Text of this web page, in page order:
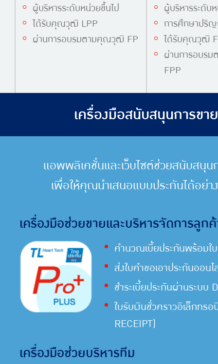
ผู้บริหารระดับหน่วยขึ้นไป
ได้รับคุณวุฒิ LPP
ผ่านการอบรมตามคุณวุฒิ FP
ผู้บริหารระดับ
การศึกษาปริ
ได้รับคุณวุฒิ
ผ่านการอบร
FPP
เครื่องมือสนับสนุนการขาย
แอพพลิเคชั่นและเว็บไซต์ช่วยสนับสนุน
เพื่อให้คุณนำเสนอแบบประกันได้อย่า
เครื่องมือช่วยขายและบริหารจัดการลูก
คำนวณเบี้ยประกันพร้อมใ
ส่งใบคำขอเอาประกันออน
ชำระเบี้ยประกันผ่านระบบ
ใบรับเงินชั่วคราวอิเล็กทร
RECEIPT)
เครื่องมือช่วยบริหารทีม